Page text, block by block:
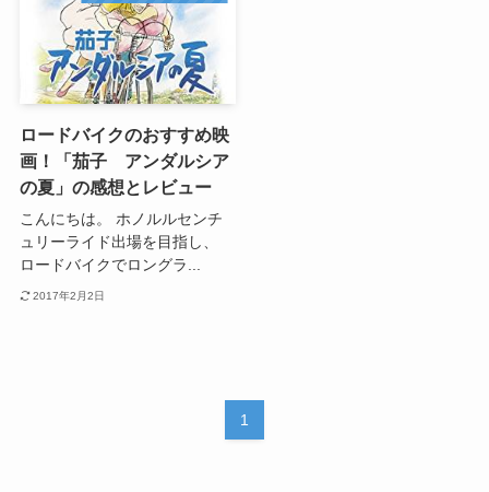
ロードバイクのおすすめ映
画！「茄子 アンダルシア
の夏」の感想とレビュー
こんにちは。 ホノルルセンチ
ュリーライド出場を目指し、
ロードバイクでロングラ...
2017年2月2日
1